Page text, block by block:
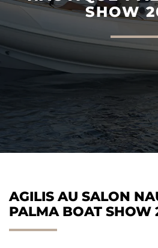
AGILIS 305C
SHOW
AGILIS AU SALON
PALMA BOAT SHOW